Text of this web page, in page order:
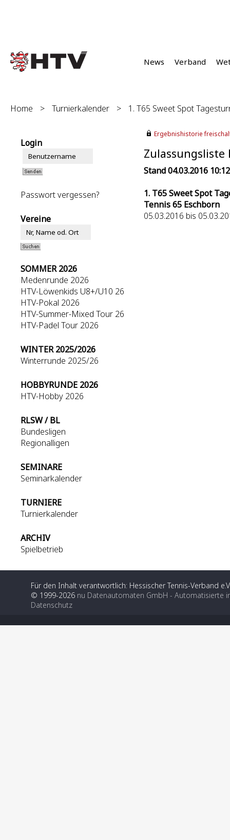
News Verband
Home > Turnierkalender > 1. T65 Sweet Spot
Login
Passwort vergessen?
Vereine
SOMMER 2026
Medenrunde 2026
HTV-Löwenkids U8+/U10 26
HTV-Pokal 2026
HTV-Summer-Mixed Tour 26
HTV-Padel Tour 2026
WINTER 2025/2026
Winterrunde 2025/26
HOBBYRUNDE 2026
HTV-Hobby 2026
RLSW / BL
Bundesligen
Regionalligen
SEMINARE
Seminarkalender
TURNIERE
Turnierkalender
ARCHIV
Spielbetrieb
Ergebnishistorie
Zulassungsliste
Stand 04.03.2016
1. T65 Sweet Spot
Tennis 65 Eschborn
05.03.2016 bis
Für den Inhalt verantwortlich: Hessischer Tennis-Verband
© 1999-2026 nu Datenautomaten GmbH - Automatisierte
Datenschutz